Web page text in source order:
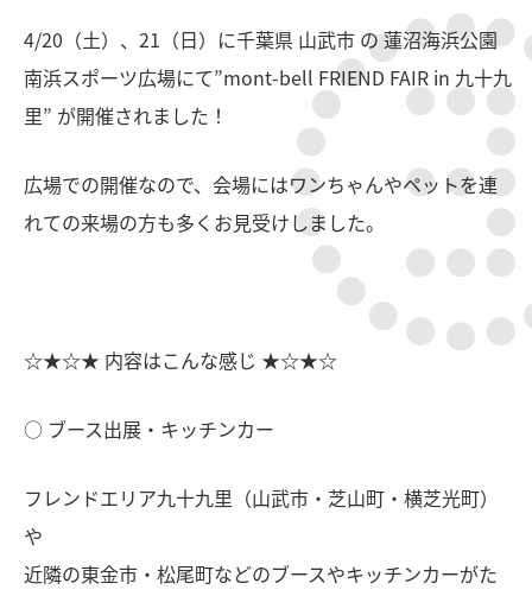
4/20（土）、21（日）に千葉県 山武市 の 蓮沼海浜公園
南浜スポーツ広場にて”mont-bell FRIEND FAIR in 九十九
里” が開催されました！
広場での開催なので、会場にはワンちゃんやペットを連
れての来場の方も多くお見受けしました。
☆★☆★ 内容はこんな感じ ★☆★☆
○ ブース出展・キッチンカー
フレンドエリア九十九里（山武市・芝山町・横芝光町）
や
近隣の東金市・松尾町などのブースやキッチンカーがた